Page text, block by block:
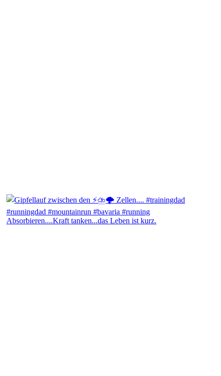
Absorbieren....Kraft tanken...das Leben ist kurz.